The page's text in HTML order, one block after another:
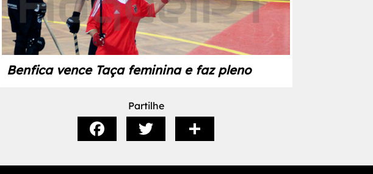
Benfica vence Taça feminina e faz pleno
Partilhe